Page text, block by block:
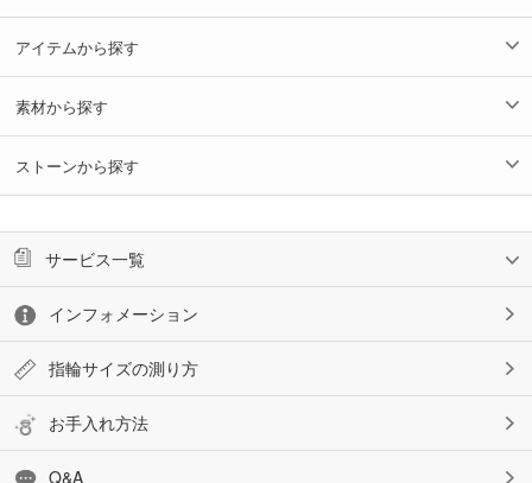
アイテムから探す
素材から探す
ストーンから探す
サービス一覧
インフォメーション
指輪サイズの測り方
お手入れ方法
Q&A